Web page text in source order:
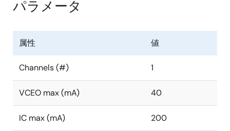
パラメータ
属性 値
Channels (#) 1
VCEO max (mA) 40
IC max (mA) 200